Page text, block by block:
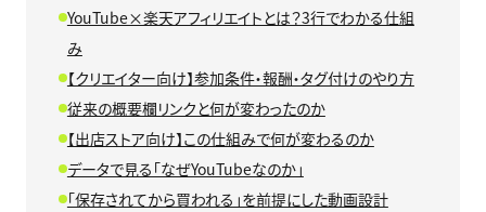
YouTube×楽天アフィリエイトとは？3行でわかる仕組
み
【クリエイター向け】参加条件・報酬・タグ付けのやり方
従来の概要欄リンクと何が変わったのか
【出店ストア向け】この仕組みで何が変わるのか
データで見る「なぜYouTubeなのか」
「保存されてから買われる」を前提にした動画設計